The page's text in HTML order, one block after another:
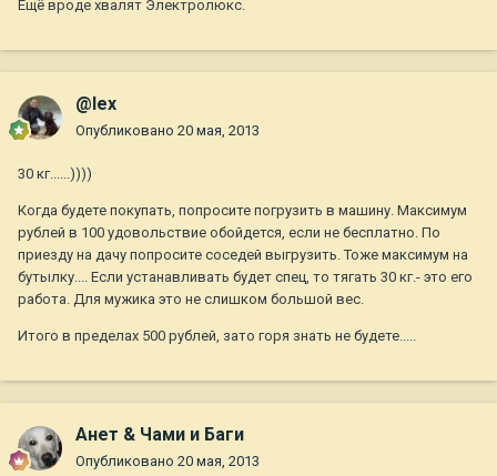
Ещё вроде хвалят Электролюкс.
@lex
Опубликовано 20 мая, 2013
30 кг......))))
Когда будете покупать, попросите погрузить в машину. Максимум
рублей в 100 удовольствие обойдется, если не бесплатно. По
приезду на дачу попросите соседей выгрузить. Тоже максимум на
бутылку.... Если устанавливать будет спец, то тягать 30 кг.- это его
работа. Для мужика это не слишком большой вес.
Итого в пределах 500 рублей, зато горя знать не будете.....
Анет & Чами и Баги
Опубликовано 20 мая, 2013